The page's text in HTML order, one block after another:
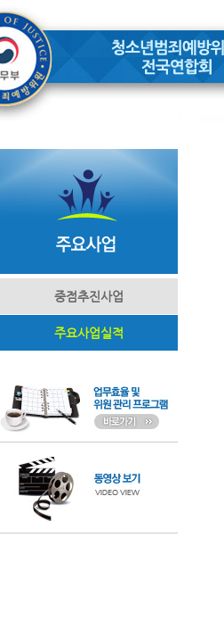
중점추진사업
주요사업실적